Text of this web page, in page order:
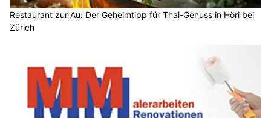
Restaurant zur Au: Der Geheimtipp für Thai-Genuss in Höri bei
Zürich